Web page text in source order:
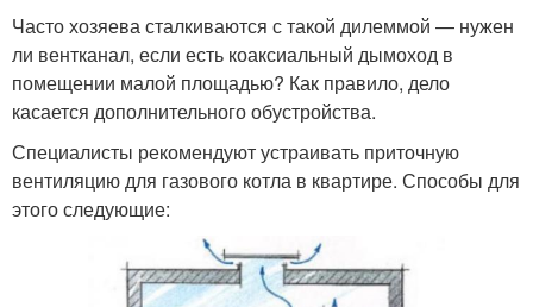
Часто хозяева сталкиваются с такой дилеммой — нужен
ли вентканал, если есть коаксиальный дымоход в
помещении малой площадью? Как правило, дело
касается дополнительного обустройства.
Специалисты рекомендуют устраивать приточную
вентиляцию для газового котла в квартире. Способы для
этого следующие: